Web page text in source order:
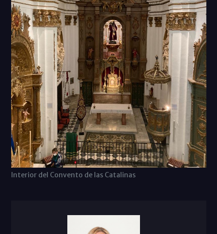
Interior del Convento de las Catalinas